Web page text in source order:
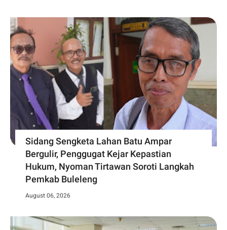
Sidang Sengketa Lahan Batu Ampar
Bergulir, Penggugat Kejar Kepastian
Hukum, Nyoman Tirtawan Soroti Langkah
Pemkab Buleleng
August 06, 2026